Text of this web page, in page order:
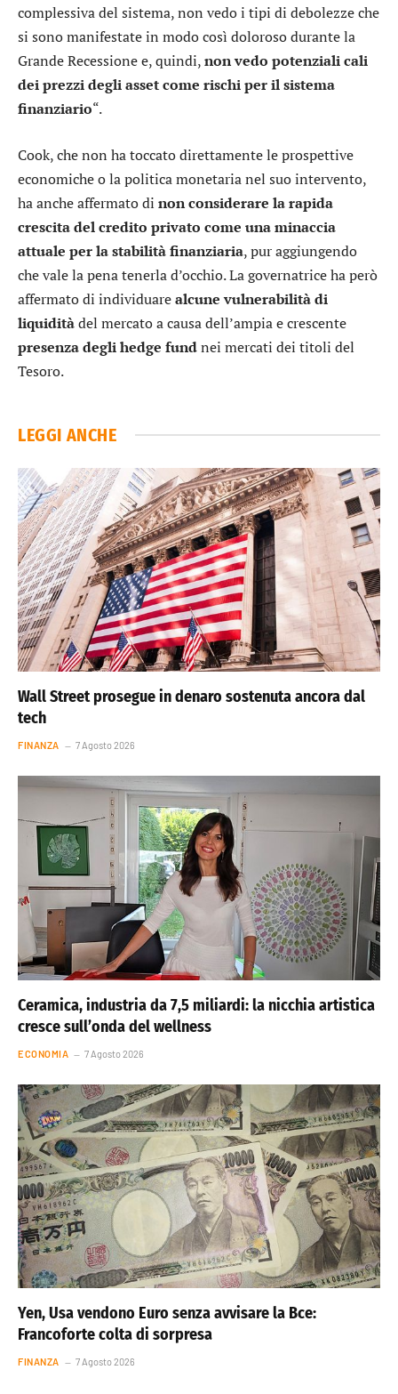
complessiva del sistema, non vedo i tipi di debolezze che
si sono manifestate in modo così doloroso durante la
Grande Recessione e, quindi,non vedo potenziali cali
dei prezzi degli asset come rischi per il sistema
finanziario“.
Cook, che non ha toccato direttamente le prospettive
economiche o la politica monetaria nel suo intervento,
ha anche affermato di non considerare la rapida
crescita del credito privato come una minaccia
attuale per la stabilità finanziaria, pur aggiungendo
che vale la pena tenerla d’occhio. La governatrice ha però
affermato di individuarealcune vulnerabilità di
liquiditàdel mercato a causa dell’ampia e crescente
presenza degli hedge fundnei mercati dei titoli del
Tesoro.
LEGGI ANCHE
Wall Street prosegue in denaro sostenuta ancora dal
tech
FINANZA 7 Agosto 2026
Ceramica, industria da 7,5 miliardi: la nicchia artistica
cresce sull’onda del wellness
ECONOMIA 7 Agosto 2026
Yen, Usa vendono Euro senza avvisare la Bce:
Francoforte colta di sorpresa
FINANZA 7 Agosto 2026